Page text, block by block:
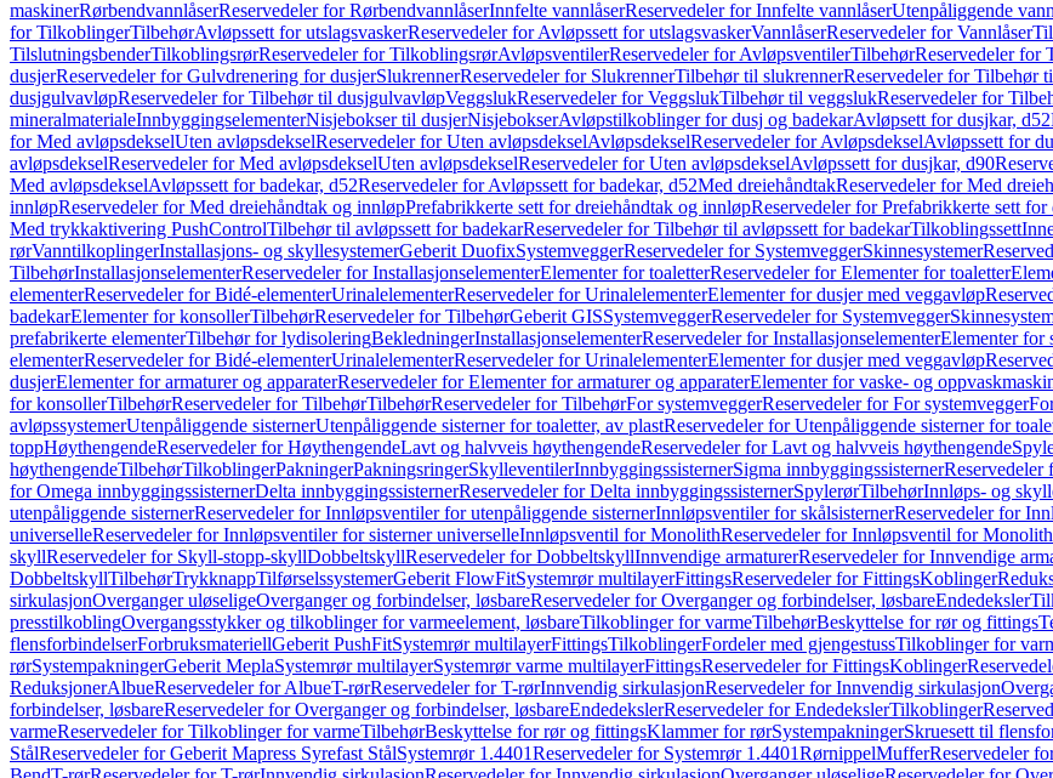
maskinerRørbendvannlåserReservedeler for RørbendvannlåserInnfelte vannlåserReservedeler for Innfelte vannlåserUtenpåliggende
for TilkoblingerTilbehørAvløpssett for utslagsvaskerReservedeler for Avløpssett for utslagsvaskerVannlåserReservedeler for Vannlåser
TilslutningsbenderTilkoblingsrørReservedeler for TilkoblingsrørAvløpsventilerReservedeler for AvløpsventilerTilbehørReservedeler for
dusjerReservedeler for Gulvdrenering for dusjerSlukrennerReservedeler for SlukrennerTilbehør til slukrennerReservedeler for Tilbehør
dusjgulvavløpReservedeler for Tilbehør til dusjgulvavløpVeggslukReservedeler for VeggslukTilbehør til veggslukReservedeler for
mineralmaterialeInnbyggingselementerNisjebokser til dusjerNisjebokserAvløpstilkoblinger for dusj og badekarAvløpsett for dusjkar, d52
for Med avløpsdekselUten avløpsdekselReservedeler for Uten avløpsdekselAvløpsdekselReservedeler for AvløpsdekselAvløpssett for
avløpsdekselReservedeler for Med avløpsdekselUten avløpsdekselReservedeler for Uten avløpsdekselAvløpssett for dusjkar, d90
Med avløpsdekselAvløpssett for badekar, d52Reservedeler for Avløpssett for badekar, d52Med dreiehåndtakReservedeler for Med
innløpReservedeler for Med dreiehåndtak og innløpPrefabrikkerte sett for dreiehåndtak og innløpReservedeler for Prefabrikkerte sett
Med trykkaktivering PushControlTilbehør til avløpssett for badekarReservedeler for Tilbehør til avløpssett for badekarTilkoblingssett
rørVanntilkoplingerInstallasjons- og skyllesystemerGeberit DuofixSystemveggerReservedeler for SystemveggerSkinnesystemer
TilbehørInstallasjonselementerReservedeler for InstallasjonselementerElementer for toaletterReservedeler for Elementer for toaletter
elementerReservedeler for Bidé-elementerUrinalelementerReservedeler for UrinalelementerElementer for dusjer med veggavløp
badekarElementer for konsollerTilbehørReservedeler for TilbehørGeberit GISSystemveggerReservedeler for Systemvegger
prefabrikerte elementerTilbehør for lydisoleringBekledningerInstallasjonselementerReservedeler for InstallasjonselementerElementer for
elementerReservedeler for Bidé-elementerUrinalelementerReservedeler for UrinalelementerElementer for dusjer med veggavløp
dusjerElementer for armaturer og apparaterReservedeler for Elementer for armaturer og apparaterElementer for vaske- og
for konsollerTilbehørReservedeler for TilbehørTilbehørReservedeler for TilbehørFor systemveggerReservedeler for For systemvegger
avløpssystemerUtenpåliggende sisternerUtenpåliggende sisterner for toaletter, av plastReservedeler for Utenpåliggende sisterner for
toppHøythengendeReservedeler for HøythengendeLavt og halvveis høythengendeReservedeler for Lavt og halvveis høythengende
høythengendeTilbehørTilkoblingerPakningerPakningsringerSkylleventilerInnbyggingssisternerSigma innbyggingssisternerReservedeler
for Omega innbyggingssisternerDelta innbyggingssisternerReservedeler for Delta innbyggingssisternerSpylerørTilbehørInnløps- og
utenpåliggende sisternerReservedeler for Innløpsventiler for utenpåliggende sisternerInnløpsventiler for skålsisternerReservedeler for
universelleReservedeler for Innløpsventiler for sisterner universelleInnløpsventil for MonolithReservedeler for Innløpsventil for Monolith
skyllReservedeler for Skyll-stopp-skyllDobbeltskyllReservedeler for DobbeltskyllInnvendige armaturerReservedeler for Innvendige
DobbeltskyllTilbehørTrykknappTilførselssystemerGeberit FlowFitSystemrør multilayerFittingsReservedeler for FittingsKoblinger
sirkulasjonOverganger uløseligeOverganger og forbindelser, løsbareReservedeler for Overganger og forbindelser, løsbareEndedeksler
presstilkoblingOvergangsstykker og tilkoblinger for varmeelement, løsbareTilkoblinger for varmeTilbehørBeskyttelse for rør og fittings
flensforbindelserForbruksmateriellGeberit PushFitSystemrør multilayerFittingsTilkoblingerFordeler med gjengestussTilkoblinger for
rørSystempakningerGeberit MeplaSystemrør multilayerSystemrør varme multilayerFittingsReservedeler for FittingsKoblinger
ReduksjonerAlbueReservedeler for AlbueT-rørReservedeler for T-rørInnvendig sirkulasjonReservedeler for Innvendig sirkulasjon
forbindelser, løsbareReservedeler for Overganger og forbindelser, løsbareEndedekslerReservedeler for EndedekslerTilkoblinger
varmeReservedeler for Tilkoblinger for varmeTilbehørBeskyttelse for rør og fittingsKlammer for rørSystempakningerSkruesett til
StålReservedeler for Geberit Mapress Syrefast StålSystemrør 1.4401Reservedeler for Systemrør 1.4401RørnippelMufferReservedeler